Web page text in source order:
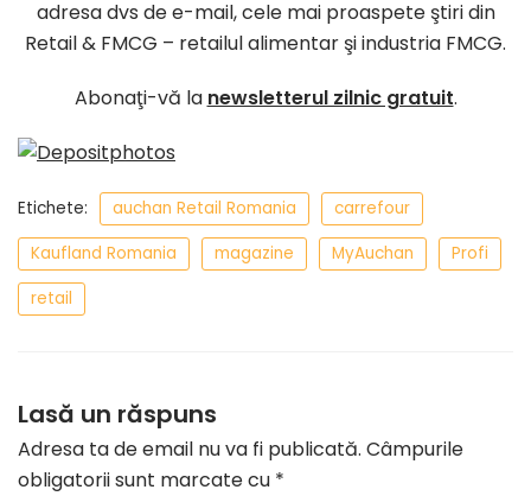
adresa dvs de e-mail, cele mai proaspete ştiri din
Retail & FMCG – retailul alimentar şi industria FMCG.
Abonaţi-vă la newsletterul zilnic gratuit.
Etichete: auchan Retail Romania
carrefour
Kaufland Romania
magazine MyAuchan
Profi
retail
Lasă un răspuns
Adresa ta de email nu va fi publicată. Câmpurile
obligatorii sunt marcate cu *